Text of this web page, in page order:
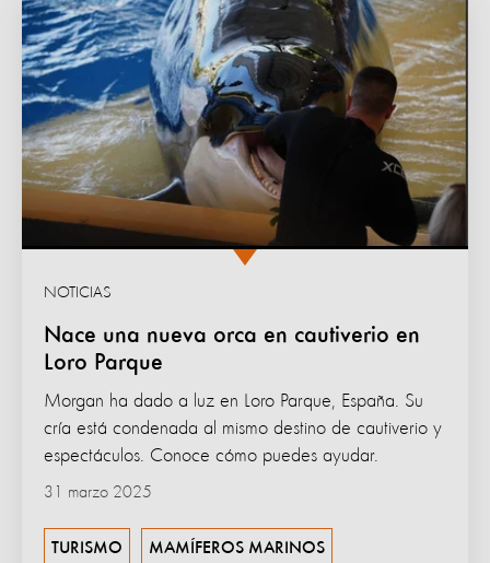
Nace una nueva orca en cautiverio en
Loro Parque
NOTICIAS
Morgan ha dado a luz en Loro Parque, España. Su
cría está condenada al mismo destino de cautiverio y
espectáculos. Conoce cómo puedes ayudar.
31 marzo 2025
TURISMO MAMÍFEROS MARINOS